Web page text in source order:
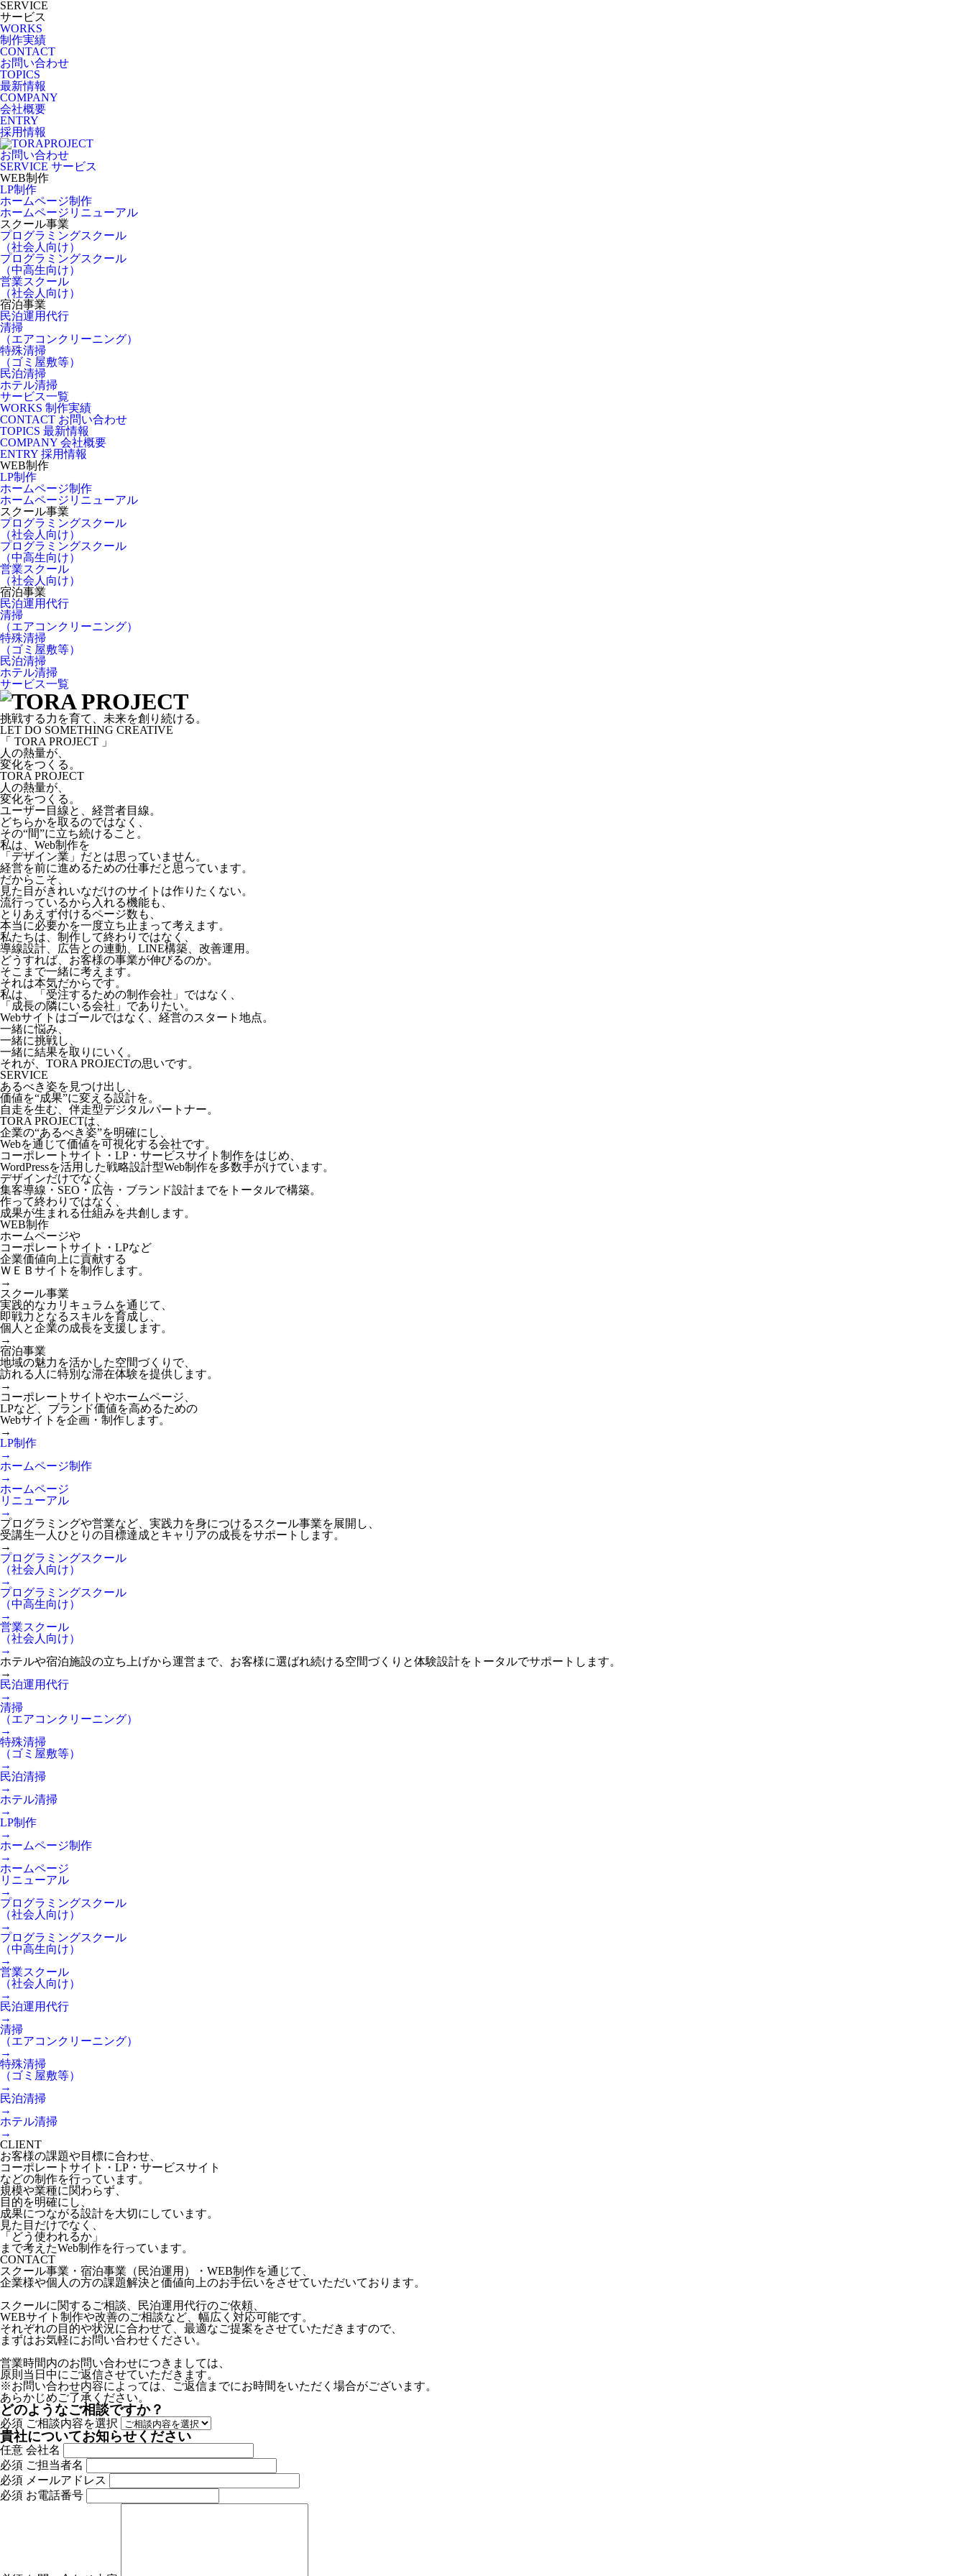
SERVICE
サービス
WORKS
制作実績
CONTACT
お問い合わせ
TOPICS
最新情報
COMPANY
会社概要
ENTRY
採用情報
お問い合わせ
SERVICE サービス
WEB制作
LP制作
ホームページ制作
ホームページリニューアル
スクール事業
プログラミングスクール
（社会人向け）
プログラミングスクール
（中高生向け）
営業スクール
（社会人向け）
宿泊事業
民泊運用代行
清掃
（エアコンクリーニング）
特殊清掃
（ゴミ屋敷等）
民泊清掃
ホテル清掃
サービス一覧
WORKS 制作実績
CONTACT お問い合わせ
TOPICS 最新情報
COMPANY 会社概要
ENTRY 採用情報
WEB制作
LP制作
ホームページ制作
ホームページリニューアル
スクール事業
プログラミングスクール
（社会人向け）
プログラミングスクール
（中高生向け）
営業スクール
（社会人向け）
宿泊事業
民泊運用代行
清掃
（エアコンクリーニング）
特殊清掃
（ゴミ屋敷等）
民泊清掃
ホテル清掃
サービス一覧
挑戦する力を育て、未来を創り続ける。
LET DO SOMETHING CREATIVE
「 TORA PROJECT 」
人の熱量が、
変化をつくる。
TORA PROJECT
人の熱量が、
変化をつくる。
ユーザー目線と、経営者目線。
どちらかを取るのではなく、
その“間”に立ち続けること。
私は、Web制作を
「デザイン業」だとは思っていません。
経営を前に進めるための仕事だと思っています。
だからこそ、
見た目がきれいなだけのサイトは作りたくない。
流行っているから入れる機能も、
とりあえず付けるページ数も、
本当に必要かを一度立ち止まって考えます。
私たちは、制作して終わりではなく、
導線設計、広告との連動、LINE構築、改善運用。
どうすれば、お客様の事業が伸びるのか。
そこまで一緒に考えます。
それは本気だからです。
私は、「受注するための制作会社」ではなく、
「成長の隣にいる会社」でありたい。
Webサイトはゴールではなく、経営のスタート地点。
一緒に悩み、
一緒に挑戦し、
一緒に結果を取りにいく。
それが、TORA PROJECTの思いです。
SERVICE
あるべき姿を見つけ出し、
価値を“成果”に変える設計を。
自走を生む、伴走型デジタルパートナー。
TORA PROJECTは、
企業の“あるべき姿”を明確にし、
Webを通じて価値を可視化する会社です。
コーポレートサイト・LP・サービスサイト制作をはじめ、
WordPressを活用した戦略設計型Web制作を多数手がけています。
デザインだけでなく、
集客導線・SEO・広告・ブランド設計までをトータルで構築。
作って終わりではなく、
成果が生まれる仕組みを共創します。
WEB制作
ホームページや
コーポレートサイト・LPなど
企業価値向上に貢献する
ＷＥＢサイトを制作します。
→
スクール事業
実践的なカリキュラムを通じて、
即戦力となるスキルを育成し、
個人と企業の成長を支援します。
→
宿泊事業
地域の魅力を活かした空間づくりで、
訪れる人に特別な滞在体験を提供します。
→
コーポレートサイトやホームページ、
LPなど、ブランド価値を高めるための
Webサイトを企画・制作します。
→
LP制作
→
ホームページ制作
→
ホームページ
リニューアル
→
プログラミングや営業など、実践力を身につけるスクール事業を展開し、
受講生一人ひとりの目標達成とキャリアの成長をサポートします。
→
プログラミングスクール
（社会人向け）
→
プログラミングスクール
（中高生向け）
→
営業スクール
（社会人向け）
→
ホテルや宿泊施設の立ち上げから運営まで、お客様に選ばれ続ける空間づくりと体験設計をトータルでサポートします。
→
民泊運用代行
→
清掃
（エアコンクリーニング）
→
特殊清掃
（ゴミ屋敷等）
→
民泊清掃
→
ホテル清掃
→
LP制作
→
ホームページ制作
→
ホームページ
リニューアル
→
プログラミングスクール
（社会人向け）
→
プログラミングスクール
（中高生向け）
→
営業スクール
（社会人向け）
→
民泊運用代行
→
清掃
（エアコンクリーニング）
→
特殊清掃
（ゴミ屋敷等）
→
民泊清掃
→
ホテル清掃
→
CLIENT
お客様の課題や目標に合わせ、
コーポレートサイト・LP・サービスサイト
などの制作を行っています。
規模や業種に関わらず、
目的を明確にし、
成果につながる設計を大切にしています。
見た目だけでなく、
「どう使われるか」
まで考えたWeb制作を行っています。
CONTACT
スクール事業・宿泊事業（民泊運用）・WEB制作を通じて、
企業様や個人の方の課題解決と価値向上のお手伝いをさせていただいております。
スクールに関するご相談、民泊運用代行のご依頼、
WEBサイト制作や改善のご相談など、幅広く対応可能です。
それぞれの目的や状況に合わせて、最適なご提案をさせていただきますので、
まずはお気軽にお問い合わせください。
営業時間内のお問い合わせにつきましては、
原則当日中にご返信させていただきます。
※お問い合わせ内容によっては、ご返信までにお時間をいただく場合がございます。
あらかじめご了承ください。
どのようなご相談ですか？
必須 ご相談内容を選択
貴社についてお知らせください
任意 会社名
必須 ご担当者名
必須 メールアドレス
必須 お電話番号